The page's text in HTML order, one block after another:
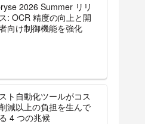
2026 Summer リリ
: OCR 精度の向上と開
向け制御機能を強化
ト自動化ツールがコス
減以上の負担を生んで
4 つの兆候